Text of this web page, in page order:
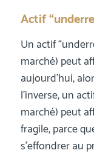
Actif
Un actif
marché) peut
aujourd’hui,
l’inverse, un
marché) peut
fragile, parce
s’effondrer au